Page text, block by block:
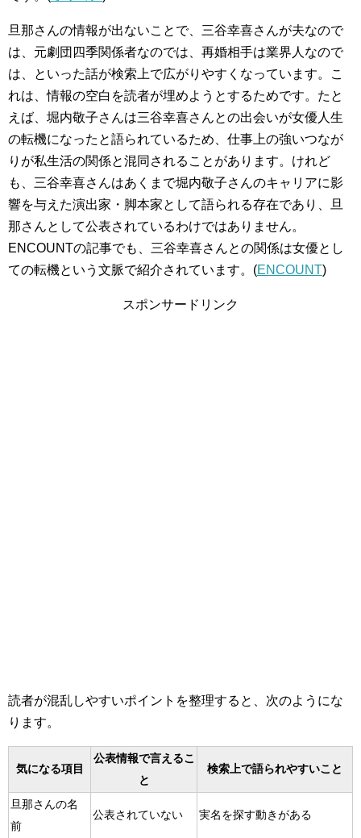
旦那さんの情報が出ないことで、三谷幸喜さんが夫なので
は、元劇団四季関係者なのでは、再婚相手は業界人なので
は、といった話が検索上で広がりやすくなっています。こ
れは、情報の空白を読者が埋めようとするためです。たと
えば、堀内敬子さんは三谷幸喜さんとの出会いが女優人生
の転機になったと語られているため、仕事上の強いつなが
りが私生活の関係と混同されることがあります。けれど
も、三谷幸喜さんはあくまで堀内敬子さんのキャリアに影
響を与えた演出家・脚本家として語られる存在であり、旦
那さんとして公表されているわけではありません。
ENCOUNTの記事でも、三谷幸喜さんとの関係は女優とし
ての転機という文脈で紹介されています。(ENCOUNT)
スポンサードリンク
読者が混乱しやすいポイントを整理すると、次のようにな
ります。
気になる項目
公表情報で言えるこ
と
検索上で語られやすいこと
旦那さんの名
前
公表されていない 実名を探す動きがある